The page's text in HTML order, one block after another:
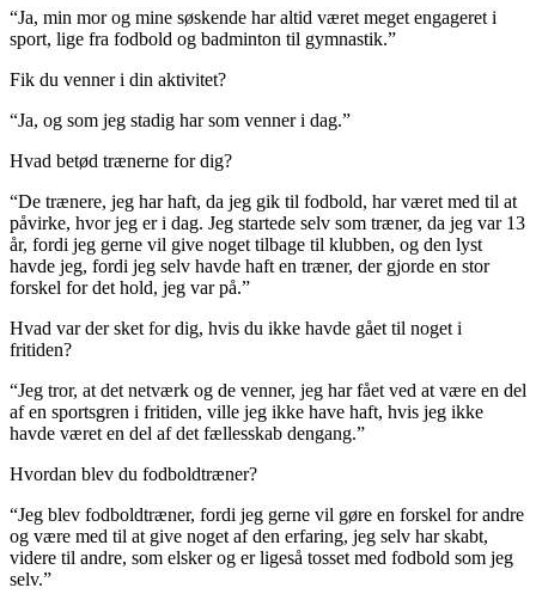
“Ja, min mor og mine søskende har altid været meget engageret i
sport, lige fra fodbold og badminton til gymnastik.”
Fik du venner i din aktivitet?
“Ja, og som jeg stadig har som venner i dag.”
Hvad betød trænerne for dig?
“De trænere, jeg har haft, da jeg gik til fodbold, har været med til at
påvirke, hvor jeg er i dag. Jeg startede selv som træner, da jeg var 13
år, fordi jeg gerne vil give noget tilbage til klubben, og den lyst
havde jeg, fordi jeg selv havde haft en træner, der gjorde en stor
forskel for det hold, jeg var på.”
Hvad var der sket for dig, hvis du ikke havde gået til noget i
fritiden?
“Jeg tror, at det netværk og de venner, jeg har fået ved at være en del
af en sportsgren i fritiden, ville jeg ikke have haft, hvis jeg ikke
havde været en del af det fællesskab dengang.”
Hvordan blev du fodboldtræner?
“Jeg blev fodboldtræner, fordi jeg gerne vil gøre en forskel for andre
og være med til at give noget af den erfaring, jeg selv har skabt,
videre til andre, som elsker og er ligeså tosset med fodbold som jeg
selv.”